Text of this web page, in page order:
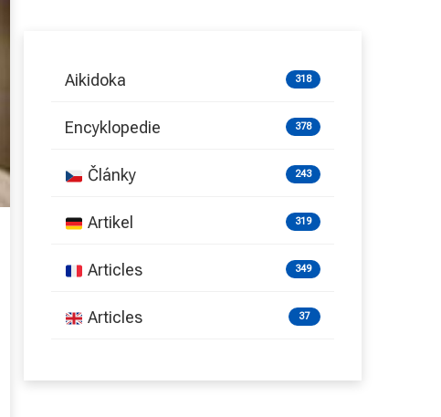
Aikidoka 318
Encyklopedie 378
Články 243
Artikel 319
Articles 349
Articles 37